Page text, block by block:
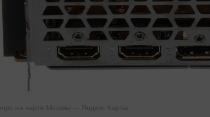
на карте Москвы — Яндекс Карты